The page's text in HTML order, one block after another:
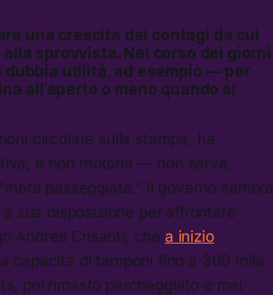
una crescita dei contagi da cui
sprovvista. Nel corso dei giorni
utilità, ad esempio — per
all’aperto o meno quando si
circolate sulla stampa, ha
e non motoria — non serve,
passeggiata.” Il governo sembra
sua disposizione per affrontare
Andrea Crisanti, che a inizio
capacità di tamponi fino a 300 mila
poi rimasto parcheggiato e mai